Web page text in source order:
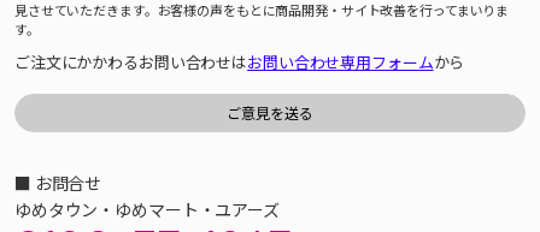
見させていただきます。お客様の声をもとに商品開発・サイト改善を行ってまいりま
す。
ご注文にかかわるお問い合わせはお問い合わせ専用フォームから
■ お問合せ
ゆめタウン・ゆめマート・ユアーズ